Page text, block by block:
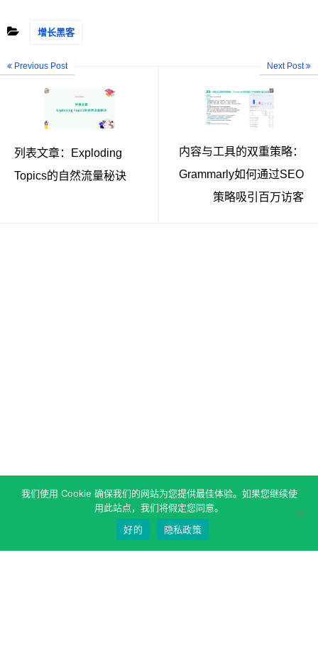
增长黑客
Previous Post
列表文章：Exploding
Topics的自然流量秘诀
Next Post
内容与工具的双重策略：
Grammarly如何通过SEO
策略吸引百万访客
我们使用 Cookie 确保我们的网站为您提供最佳体验。如果您继续使
用此站点，我们将假定您同意。
好的
隐私政策